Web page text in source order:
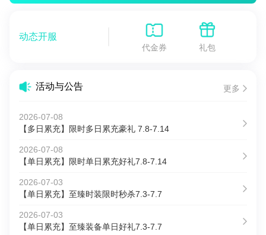
动态开服
代金券 礼包
活动与公告 更多
2026-07-08
【多日累充】限时多日累充豪礼 7.8-7.14
2026-07-08
【单日累充】限时单日累充好礼7.8-7.14
2026-07-03
【单日累充】至臻时装限时秒杀7.3-7.7
2026-07-03
【单日累充】至臻装备单日好礼7.3-7.7